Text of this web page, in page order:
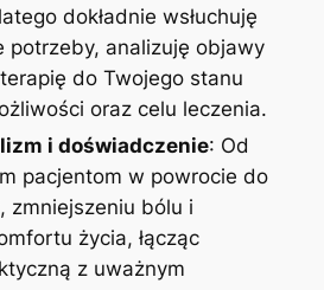
dokładnie wsłuchuję
potrzeby, analizuję objawy
do Twojego stanu
oraz celu leczenia.
i doświadczenie: Od
pacjentom w powrocie do
zmniejszeniu bólu i
życia, łącząc
z uważnym